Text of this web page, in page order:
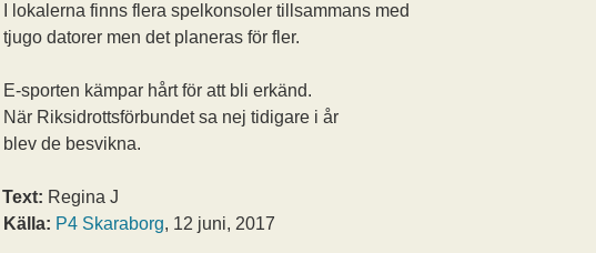
I lokalerna finns flera spelkonsoler tillsammans med
tjugo datorer men det planeras för fler.
E-sporten kämpar hårt för att bli erkänd.
När Riksidrottsförbundet sa nej tidigare i år
blev de besvikna.
Text: Regina J
Källa: P4 Skaraborg, 12 juni, 2017